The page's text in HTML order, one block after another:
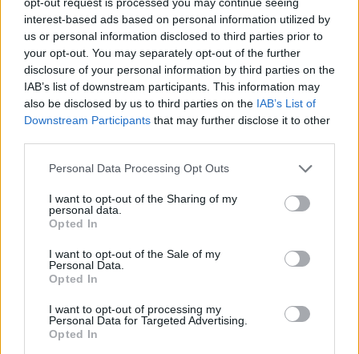
interest-based ads based on personal information utilized by
us or personal information disclosed to third parties prior to
your opt-out. You may separately opt-out of the further
disclosure of your personal information by third parties on the
IAB’s list of downstream participants. This information may
also be disclosed by us to third parties on the IAB’s List of
Downstream Participants that may further disclose it to other
Personal Data Processing Opt Outs
I want to opt-out of the Sharing of my
personal data.
Opted In
I want to opt-out of the Sale of my
Personal Data.
Opted In
I want to opt-out of processing my
Personal Data for Targeted Advertising.
Opted In
a 27,23 kilómetros
Sevillaa 46,50 kilómetros
Cádiza 84,46 kilómetros
Málagaa 115,08
kilómetros
a 118,31 kilómetros
kilómetros
Ceutaa 135,64 kilómetros
Granadaa 179,33
kilómetros
Jaéna 179,63 kilómetros
kilómetros
Ciudad Real